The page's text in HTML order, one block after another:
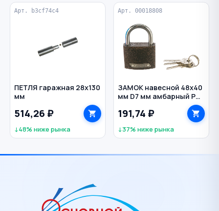
Арт. b3cf74c4
ПЕТЛЯ гаражная 28х130
мм
514,26 ₽
↓48% ниже рынка
Арт. 00018808
ЗАМОК навесной 48х40
мм D7 мм амбарный PD-
191,74 ₽
↓37% ниже рынка